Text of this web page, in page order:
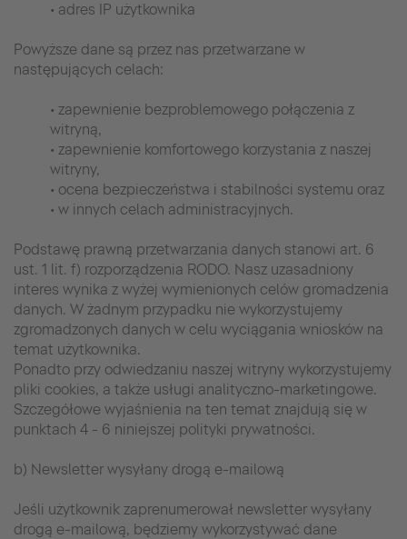
• adres IP użytkownika
Powyższe dane są przez nas przetwarzane w
następujących celach:
• zapewnienie bezproblemowego połączenia z
witryną,
• zapewnienie komfortowego korzystania z naszej
witryny,
• ocena bezpieczeństwa i stabilności systemu oraz
• w innych celach administracyjnych.
Podstawę prawną przetwarzania danych stanowi art. 6
ust. 1 lit. f) rozporządzenia RODO. Nasz uzasadniony
interes wynika z wyżej wymienionych celów gromadzenia
danych. W żadnym przypadku nie wykorzystujemy
zgromadzonych danych w celu wyciągania wniosków na
temat użytkownika.
Ponadto przy odwiedzaniu naszej witryny wykorzystujemy
pliki cookies, a także usługi analityczno-marketingowe.
Szczegółowe wyjaśnienia na ten temat znajdują się w
punktach 4 - 6 niniejszej polityki prywatności.
b) Newsletter wysyłany drogą e-mailową
Jeśli użytkownik zaprenumerował newsletter wysyłany
drogą e-mailową, będziemy wykorzystywać dane